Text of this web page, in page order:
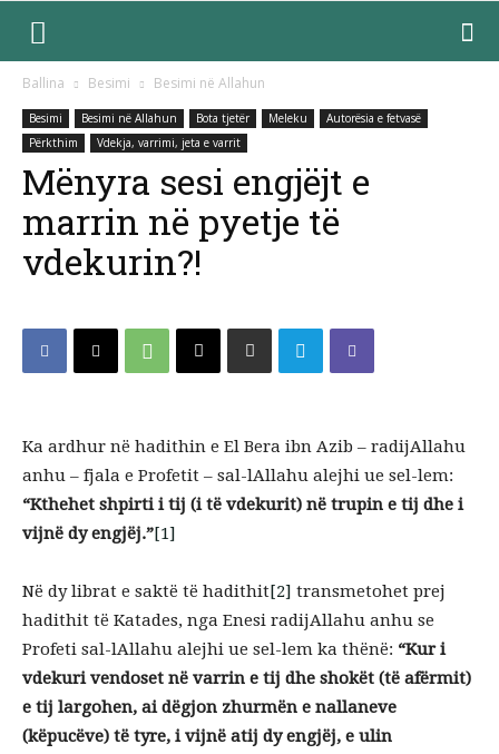
Ballina Besimi Besimi në Allahun
Besimi Besimi në Allahun Bota tjetër Meleku
Autorësia e fetvasë
Përkthim
Vdekja, varrimi, jeta e varrit
Mënyra sesi engjëjt e
marrin në pyetje të
vdekurin?!
Ka ardhur në hadithin e El Bera ibn Azib – radijAllahu
anhu – fjala e Profetit – sal-lAllahu alejhi ue sel-lem:
“Kthehet shpirti i tij (i të vdekurit) në trupin e tij dhe i
vijnë dy engjëj.”[1]
Në dy librat e saktë të hadithit[2] transmetohet prej
hadithit të Katades, nga Enesi radijAllahu anhu se
Profeti sal-lAllahu alejhi ue sel-lem ka thënë: “Kur i
vdekuri vendoset në varrin e tij dhe shokët (të afërmit)
e tij largohen, ai dëgjon zhurmën e nallaneve
(këpucëve) të tyre, i vijnë atij dy engjëj, e ulin